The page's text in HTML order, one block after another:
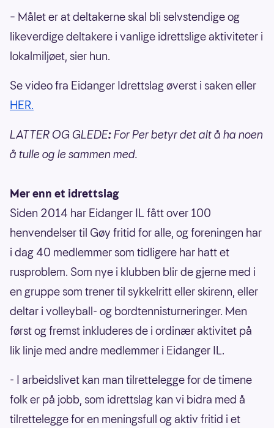
– Målet er at deltakerne skal bli selvstendige og
likeverdige deltakere i vanlige idrettslige aktiviteter i
lokalmiljøet, sier hun.
Se video fra Eidanger Idrettslag øverst i saken eller
HER.
LATTER OG GLEDE:For Per betyr det alt å ha noen
å tulle og le sammen med.
Mer enn et idrettslag
Siden 2014 har Eidanger IL fått over 100
henvendelser til Gøy fritid for alle, og foreningen har
i dag 40 medlemmer som tidligere har hatt et
rusproblem. Som nye i klubben blir de gjerne med i
en gruppe som trener til sykkelritt eller skirenn, eller
deltar i volleyball- og bordtennisturneringer. Men
først og fremst inkluderes de i ordinær aktivitet på
lik linje med andre medlemmer i Eidanger IL.
- I arbeidslivet kan man tilrettelegge for de timene
folk er på jobb, som idrettslag kan vi bidra med å
tilrettelegge for en meningsfull og aktiv fritid i et